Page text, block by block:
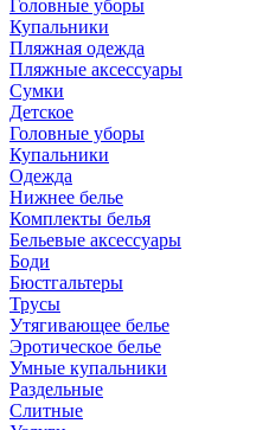
Головные уборы
Купальники
Пляжная одежда
Пляжные аксессуары
Сумки
Детское
Головные уборы
Купальники
Одежда
Нижнее белье
Комплекты белья
Бельевые аксессуары
Боди
Бюстгальтеры
Трусы
Утягивающее белье
Эротическое белье
Умные купальники
Раздельные
Слитные